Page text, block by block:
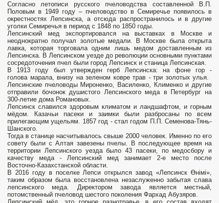
Согласно летописи русского пчеловодства составленной В.П.
Половым в 1949 году – пчеловодство в Семиречье появилось в
окрестностях Лепсинска, а отсюда распространилось и в другие
уголки Семиречья в период с 1848 по 1850 годы.
Лепсинский мед экспортировался на выставках в Москве и
неоднократно получал золотые медали. В Москве была открыта
лавка, которая торговала одним лишь медом доставленным из
Лепсинска. В Лепсинском уезде до революции основными пунктами
сосредоточения пчел были город Лепсинск и станица Лепсинская.
В 1913 году был утвержден герб Лепсинска: на фоне гор -
голова марала, внизу на зеленом ковре трав - три золотых улья. ​
Лепсинские пчеловоды Мироненко, Василенко, Клименко и другие
отправили бочонок душистого Лепсинского меда в Петербург на
300-летие дома Романовых.
Лепсинск славился здоровым климатом и ландшафтом, и горным
мёдом. Казачьи пасеки и заимки были разбросаны по всем
прилегающим ущельям. 1857 год - стал годом П.П. Семенова-Тянь-
Шанского.
Тогда в станице насчитывалось свыше 2000 человек. Именно по его
совету были с Алтая завезены пчелы. В последующее время на
территории Лепсинского уезда было 43 пасеки, по медосбору и
качеству меда - Лепсинский мед занимает 2-е место после
Восточно-Казахстанской области.
В 2016 году в поселке Лепси открылся завод «Лепсинск Өнімі»,
таким образом была восстановлена незаслуженно забытая слава
лепсинского меда. Директором завода является местный,
потомственный пчеловод шестого поколения Фархад Абузяров.